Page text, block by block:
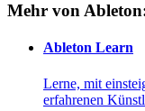
Mehr von
Ableton Learn
Lerne, mit
erfahrenen